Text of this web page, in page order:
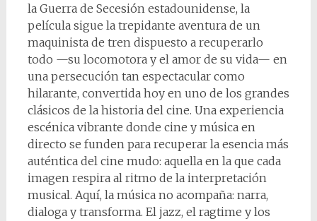
la Guerra de Secesión estadounidense, la
película sigue la trepidante aventura de un
maquinista de tren dispuesto a recuperarlo
todo —su locomotora y el amor de su vida— en
una persecución tan espectacular como
hilarante, convertida hoy en uno de los grandes
clásicos de la historia del cine. Una experiencia
escénica vibrante donde cine y música en
directo se funden para recuperar la esencia más
auténtica del cine mudo: aquella en la que cada
imagen respira al ritmo de la interpretación
musical. Aquí, la música no acompaña: narra,
dialoga y transforma. El jazz, el ragtime y los